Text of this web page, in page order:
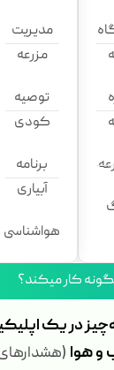
مدیریت
مزرعه
توصیه
کودی
برنامه
آبیاری
هواشناسی
کار میکند؟
در یک
و هوا